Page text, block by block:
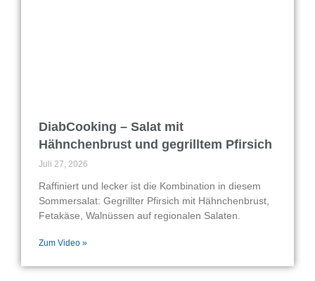
DiabCooking – Salat mit
Hähnchenbrust und gegrilltem Pfirsich
Juli 27, 2026
Raffiniert und lecker ist die Kombination in diesem
Sommersalat: Gegrillter Pfirsich mit Hähnchenbrust,
Fetakäse, Walnüssen auf regionalen Salaten.
Zum Video »